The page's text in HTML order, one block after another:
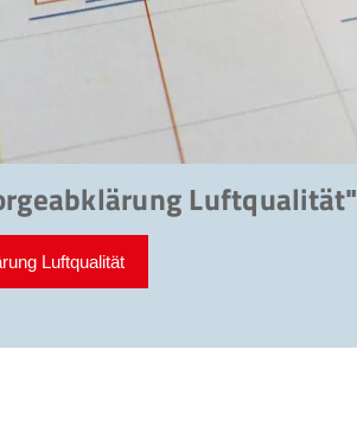
Luftqualität"
Luftqualität